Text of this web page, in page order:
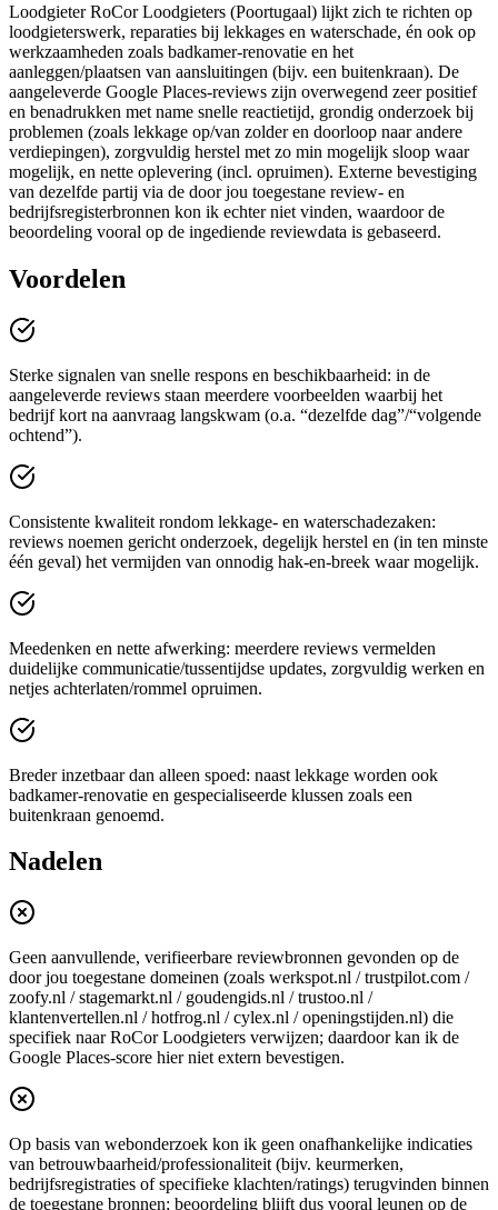
Loodgieter RoCor Loodgieters (Poortugaal) lijkt zich te richten op
loodgieterswerk, reparaties bij lekkages en waterschade, én ook op
werkzaamheden zoals badkamer-renovatie en het
aanleggen/plaatsen van aansluitingen (bijv. een buitenkraan). De
aangeleverde Google Places-reviews zijn overwegend zeer positief
en benadrukken met name snelle reactietijd, grondig onderzoek bij
problemen (zoals lekkage op/van zolder en doorloop naar andere
verdiepingen), zorgvuldig herstel met zo min mogelijk sloop waar
mogelijk, en nette oplevering (incl. opruimen). Externe bevestiging
van dezelfde partij via de door jou toegestane review- en
bedrijfsregisterbronnen kon ik echter niet vinden, waardoor de
beoordeling vooral op de ingediende reviewdata is gebaseerd.
Voordelen
Sterke signalen van snelle respons en beschikbaarheid: in de
aangeleverde reviews staan meerdere voorbeelden waarbij het
bedrijf kort na aanvraag langskwam (o.a. “dezelfde dag”/“volgende
ochtend”).
Consistente kwaliteit rondom lekkage- en waterschadezaken:
reviews noemen gericht onderzoek, degelijk herstel en (in ten minste
één geval) het vermijden van onnodig hak-en-breek waar mogelijk.
Meedenken en nette afwerking: meerdere reviews vermelden
duidelijke communicatie/tussentijdse updates, zorgvuldig werken en
netjes achterlaten/rommel opruimen.
Breder inzetbaar dan alleen spoed: naast lekkage worden ook
badkamer-renovatie en gespecialiseerde klussen zoals een
buitenkraan genoemd.
Nadelen
Geen aanvullende, verifieerbare reviewbronnen gevonden op de
door jou toegestane domeinen (zoals werkspot.nl / trustpilot.com /
zoofy.nl / stagemarkt.nl / goudengids.nl / trustoo.nl /
klantenvertellen.nl / hotfrog.nl / cylex.nl / openingstijden.nl) die
specifiek naar RoCor Loodgieters verwijzen; daardoor kan ik de
Google Places-score hier niet extern bevestigen.
Op basis van webonderzoek kon ik geen onafhankelijke indicaties
van betrouwbaarheid/professionaliteit (bijv. keurmerken,
bedrijfsregistraties of specifieke klachten/ratings) terugvinden binnen
de toegestane bronnen; beoordeling blijft dus vooral leunen op de